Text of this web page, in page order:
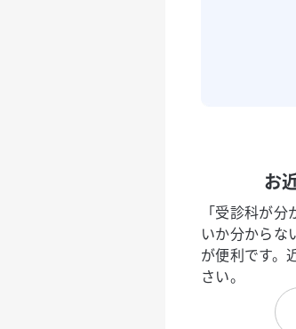
お
「受診科が
いか分からな
が便利です。
さい。